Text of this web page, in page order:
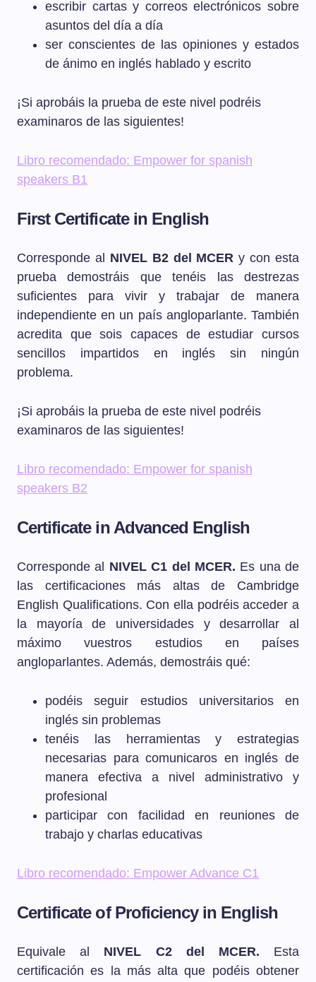
escribir cartas y correos electrónicos sobre
asuntos del día a día
ser conscientes de las opiniones y estados
de ánimo en inglés hablado y escrito
¡Si aprobáis la prueba de este nivel podréis
examinaros de las siguientes!
Libro recomendado: Empower for spanish
speakers B1
First Certificate in English
Corresponde al NIVEL B2 del MCER y con esta
prueba demostráis que tenéis las destrezas
suficientes para vivir y trabajar de manera
independiente en un país angloparlante. También
acredita que sois capaces de estudiar cursos
sencillos impartidos en inglés sin ningún
problema.
¡Si aprobáis la prueba de este nivel podréis
examinaros de las siguientes!
Libro recomendado: Empower for spanish
speakers B2
Certificate in Advanced English
Corresponde al NIVEL C1 del MCER. Es una de
las certificaciones más altas de Cambridge
English Qualifications. Con ella podréis acceder a
la mayoría de universidades y desarrollar al
máximo vuestros estudios en países
angloparlantes. Además, demostráis qué:
podéis seguir estudios universitarios en
inglés sin problemas
tenéis las herramientas y estrategias
necesarias para comunicaros en inglés de
manera efectiva a nivel administrativo y
profesional
participar con facilidad en reuniones de
trabajo y charlas educativas
Libro recomendado: Empower Advance C1
Certificate of Proficiency in English
Equivale al NIVEL C2 del MCER. Esta
certificación es la más alta que podéis obtener